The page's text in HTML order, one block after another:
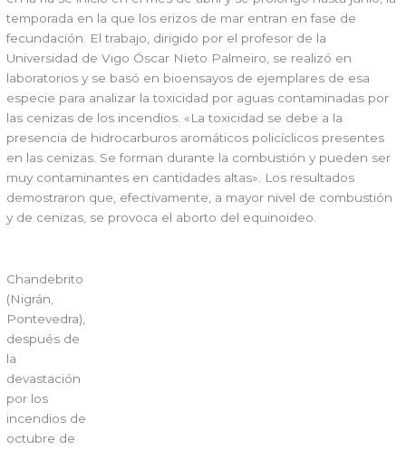
temporada en la que los erizos de mar entran en fase de
fecundación. El trabajo, dirigido por el profesor de la
Universidad de Vigo Óscar Nieto Palmeiro, se realizó en
laboratorios y se basó en bioensayos de ejemplares de esa
especie para analizar la toxicidad por aguas contaminadas por
las cenizas de los incendios. «La toxicidad se debe a la
presencia de hidrocarburos aromáticos policíclicos presentes
en las cenizas. Se forman durante la combustión y pueden ser
muy contaminantes en cantidades altas». Los resultados
demostraron que, efectivamente, a mayor nivel de combustión
y de cenizas, se provoca el aborto del equinoideo.
Chandebrito
(Nigrán,
Pontevedra),
después de
la
devastación
por los
incendios de
octubre de